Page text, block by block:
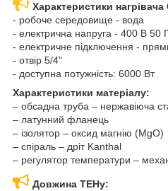
Характеристики
- робоче середовище - вода
- електрична напруга - 400 В 50
- електричне підключення -
- отвір 5/4"
- доступна потужність: 6000 Вт
Характеристики матеріалу:
– обсадна труба – нержавіюча
– латунний фланець
– ізолятор – оксид магнію (MgO)
– спіраль – дріт Kanthal
– регулятор температури –
Довжина ТЕНу: